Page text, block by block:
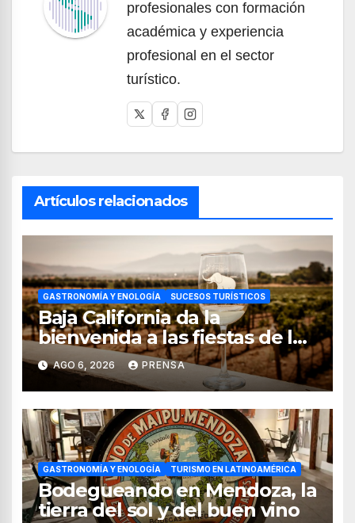
profesionales con formación
académica y experiencia
profesional en el sector
turístico.
Artículos relacionados
GASTRONOMÍA Y ENOLOGÍA SUCESOS TURÍSTICOS
Baja California da la
bienvenida a las fiestas de la
vendimia 2026
AGO 6, 2026 PRENSA
GASTRONOMÍA Y ENOLOGÍA TURISMO EN LATINOAMÉRICA
Bodegueando en Mendoza, la
tierra del sol y del buen vino